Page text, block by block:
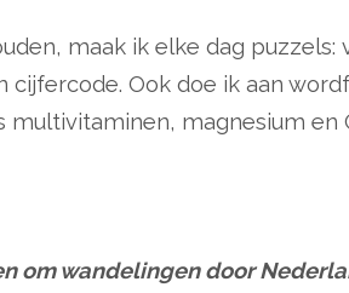
maak ik elke dag puzzels:
cijfercode. Ook doe ik aan
magnesium en
om wandelingen door